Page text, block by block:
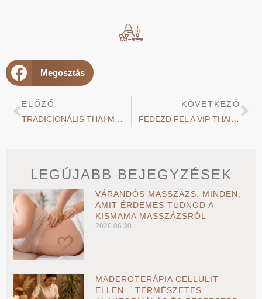
Megosztás
ELŐZŐ
TRADICIONÁLIS THAI MASSZÁZS: TÉVHITEK ÉS VALÓSÁG
KÖVETKEZŐ
FEDEZD FEL A VIP THAI MASSZÁZS ÉLMÉNYÉT – LUXUS KÉNYEZTETÉS TESTNEK ÉS LÉLEKNEK
LEGÚJABB BEJEGYZÉSEK
VÁRANDÓS MASSZÁZS: MINDEN,
AMIT ÉRDEMES TUDNOD A
KISMAMA MASSZÁZSRÓL
2026.06.30.
MADEROTERÁPIA CELLULIT
ELLEN – TERMÉSZETES